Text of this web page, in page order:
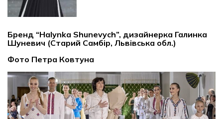
Бренд “Halynka Shunevych”, дизайнерка Галинка
Шуневич (Старий Самбір, Львівська обл.)
Фото Петра Ковтуна